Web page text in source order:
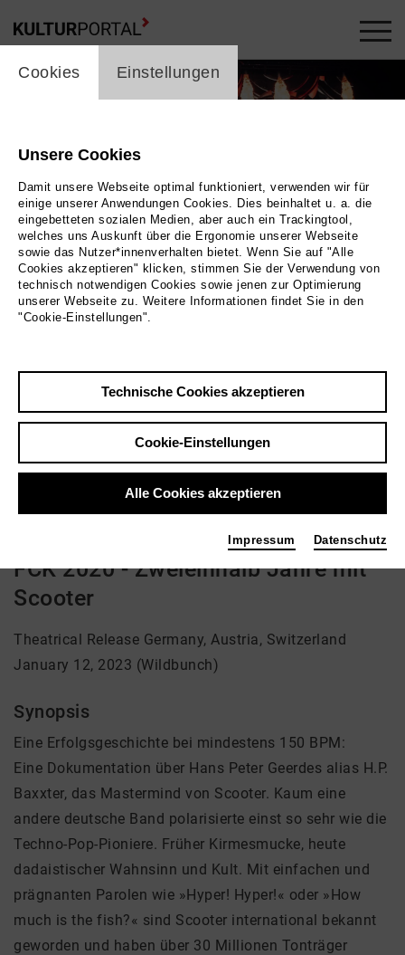
Foto 2022 avanti media fiction GmbH
Zurück|Übersicht
Film Info
2022 | 112 min.
Regie: Cordula Kablitz-Post
kein Angebot eingestellt
FCK 2020 - Zweieinhalb Jahre mit
Scooter
Theatrical Release Germany, Austria, Switzerland
January 12, 2023 (Wildbunch)
Synopsis
Eine Erfolgsgeschichte bei mindestens 150 BPM:
Eine Dokumentation über Hans Peter Geerdes alias H.P.
Baxxter, das Mastermind von Scooter. Kaum eine
andere deutsche Band polarisierte einst so sehr wie die
Techno-Pop-Pioniere. Früher Kirmesmucke, heute
dadaistischer Wahnsinn und Kult. Mit einfachen und
prägnanten Parolen wie »Hyper! Hyper!« oder »How
much is the fish?« sind Scooter international bekannt
geworden und haben über 30 Millionen Tonträger
cookie_layer
Cookies Einstellungen
Unsere Cookies
Damit unsere Webseite optimal funktioniert, verwenden wir für
einige unserer Anwendungen Cookies. Dies beinhaltet u. a. die
eingebetteten sozialen Medien, aber auch ein Trackingtool,
welches uns Auskunft über die Ergonomie unserer Webseite
sowie das Nutzer*innenverhalten bietet. Wenn Sie auf "Alle
Cookies akzeptieren" klicken, stimmen Sie der Verwendung von
technisch notwendigen Cookies sowie jenen zur Optimierung
unserer Webseite zu. Weitere Informationen findet Sie in den
"Cookie-Einstellungen".
Technische Cookies akzeptieren
Cookie-Einstellungen
Alle Cookies akzeptieren
Impressum Datenschutz